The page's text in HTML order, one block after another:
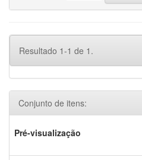
Resultado 1-1 de 1.
Conjunto de itens:
Pré-visualização